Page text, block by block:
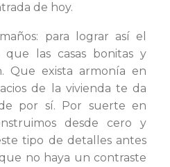
de hoy.
para lograr así el
que las casas bonitas y
Que exista armonía en
de la vivienda te da
por sí. Por suerte en
desde cero y
tipo de detalles antes
no haya un contraste